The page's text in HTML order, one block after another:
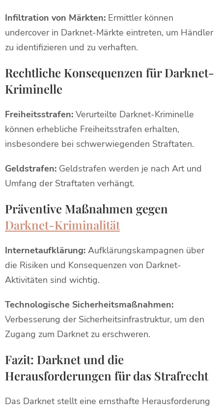
Infiltration von Märkten: Ermittler können
undercover in Darknet-Märkte eintreten, um Händler
zu identifizieren und zu verhaften.
Rechtliche Konsequenzen für Darknet-
Kriminelle
Freiheitsstrafen: Verurteilte Darknet-Kriminelle
können erhebliche Freiheitsstrafen erhalten,
insbesondere bei schwerwiegenden Straftaten.
Geldstrafen: Geldstrafen werden je nach Art und
Umfang der Straftaten verhängt.
Präventive Maßnahmen gegen
Darknet-Kriminalität
Internetaufklärung: Aufklärungskampagnen über
die Risiken und Konsequenzen von Darknet-
Aktivitäten sind wichtig.
Technologische Sicherheitsmaßnahmen:
Verbesserung der Sicherheitsinfrastruktur, um den
Zugang zum Darknet zu erschweren.
Fazit: Darknet und die
Herausforderungen für das Strafrecht
Das Darknet stellt eine ernsthafte Herausforderung